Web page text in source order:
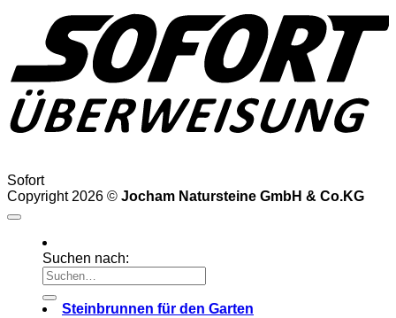
Sofort
Copyright 2026 © Jocham Natursteine GmbH & Co.KG
Suchen nach:
Steinbrunnen für den Garten